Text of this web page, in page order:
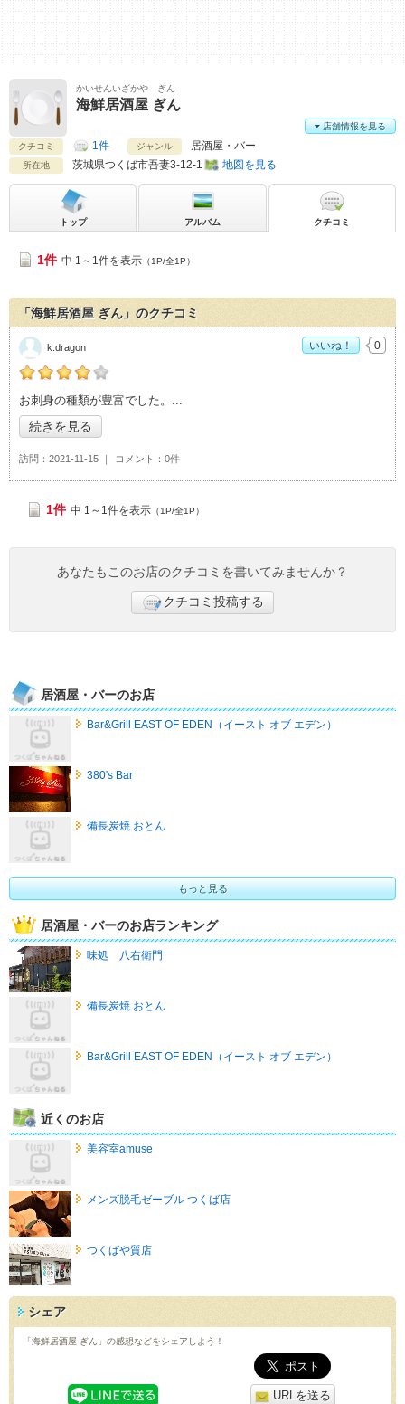
かいせんいざかや ぎん
海鮮居酒屋 ぎん
クチコミ 1件 ジャンル 居酒屋・バー
所在地 茨城県つくば市吾妻3-12-1 地図を見る
店舗情報を見る
トップ アルバム クチコミ
1件 中 1～1件を表示 （1P/全1P）
「海鮮居酒屋 ぎん」のクチコミ
k.dragonの「海鮮居酒屋 ぎん>」おすすめ度：
お刺身の種類が豊富でした。
続きを見る
訪問 2021-11-15 コメント 0件
k.dragon いいね！ 0
1件 中 1～1件を表示 （1P/全1P）
あなたもこのお店のクチコミを書いてみませんか？
クチコミ投稿する
居酒屋・バーのお店
Bar&Grill EAST OF EDEN（イースト オブ エデン）
380's Bar
備長炭焼 おとん
もっと見る
居酒屋・バーのお店ランキング
味処 八右衛門
備長炭焼 おとん
Bar&Grill EAST OF EDEN（イースト オブ エデン）
近くのお店
美容室amuse
メンズ脱毛ゼーブル つくば店
つくばや質店
シェア
「海鮮居酒屋 ぎん」の感想などをシェアしよう！
URLを送る